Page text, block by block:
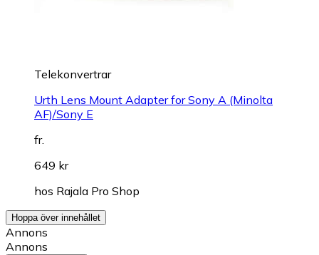
Telekonvertrar
Urth Lens Mount Adapter for Sony A (Minolta
AF)/Sony E
fr.
649 kr
hos Rajala Pro Shop
Hoppa över innehållet
Annons
Annons